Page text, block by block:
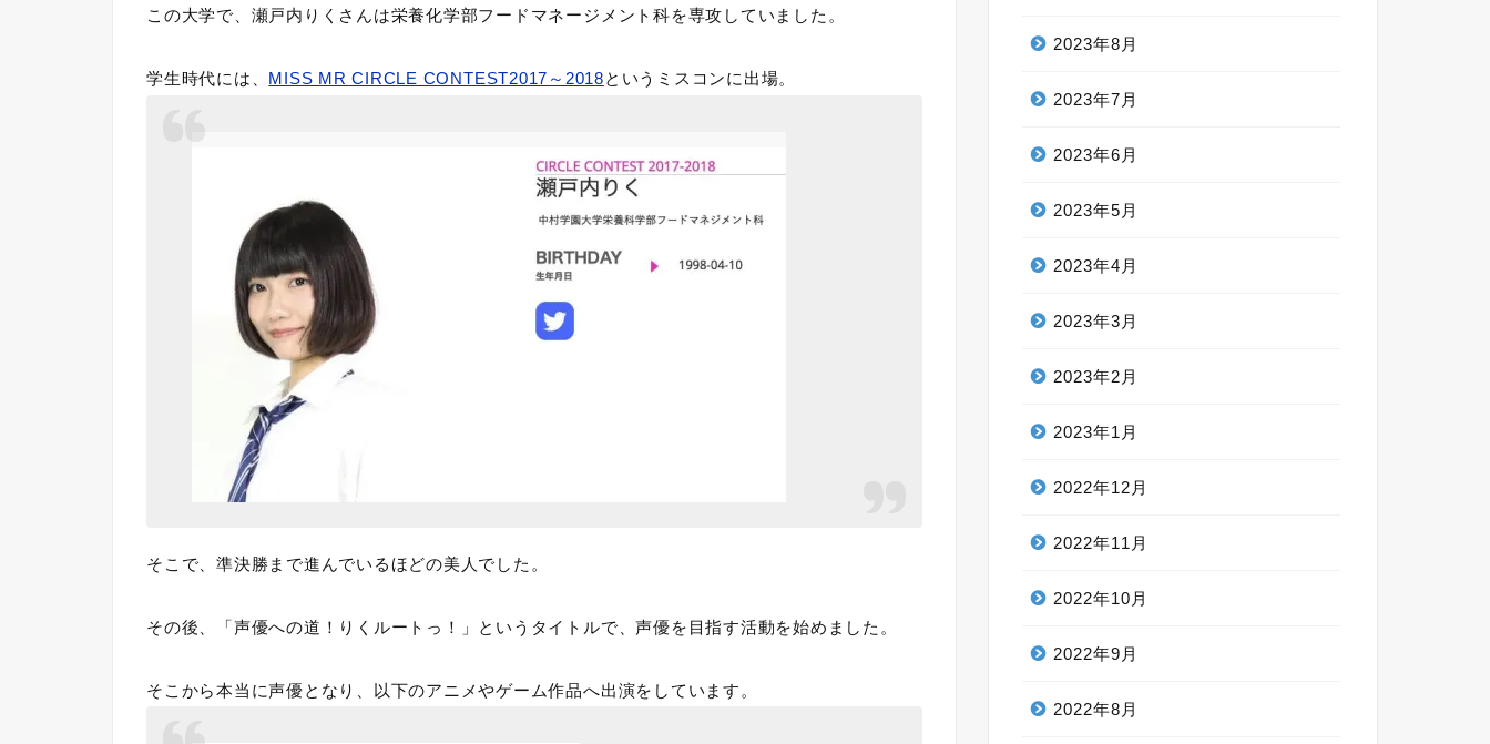
この大学で、瀬戸内りくさんは栄養化学部フードマネージメント科を専攻していました。
学生時代には、 MISS MR CIRCLE CONTEST2017～2018というミスコンに出場。
そこで、準決勝まで進んでいるほどの美人でした。
その後、「声優への道！りくルートっ！」というタイトルで、声優を目指す活動を始めました。
そこから本当に声優となり、以下のアニメやゲーム作品へ出演をしています。
2023年8月
2023年7月
2023年6月
2023年5月
2023年4月
2023年3月
2023年2月
2023年1月
2022年12月
2022年11月
2022年10月
2022年9月
2022年8月